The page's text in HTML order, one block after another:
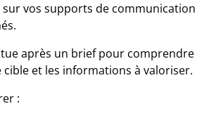
vos supports de communication
après un brief pour comprendre
cible et les informations à valoriser.
: